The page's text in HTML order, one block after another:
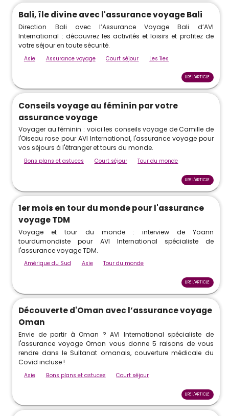
Bali, île divine avec l'assurance voyage Bali
Direction Bali avec l’Assurance Voyage Bali d’AVI
International : découvrez les activités et loisirs et profitez de
votre séjour en toute sécurité.
Asie Assurance voyage Court séjour Les îles
LIRE L'ARTICLE
Conseils voyage au féminin par votre
assurance voyage
Voyager au féminin : voici les conseils voyage de Camille de
l'Oiseau rose pour AVI International, l'assurance voyage pour
vos séjours à l'étranger et tours du monde.
Bons plans et astuces Court séjour Tour du monde
LIRE L'ARTICLE
1er mois en tour du monde pour l'assurance
voyage TDM
Voyage et tour du monde : interview de Yoann
tourdumondiste pour AVI International spécialiste de
l'assurance voyage TDM.
Amérique du Sud Asie Tour du monde
LIRE L'ARTICLE
Découverte d'Oman avec l’assurance voyage
Oman
Envie de partir à Oman ? AVI International spécialiste de
l'assurance voyage Oman vous donne 5 raisons de vous
rendre dans le Sultanat omanais, couverture médicale du
Covid incluse !
Asie Bons plans et astuces Court séjour
LIRE L'ARTICLE